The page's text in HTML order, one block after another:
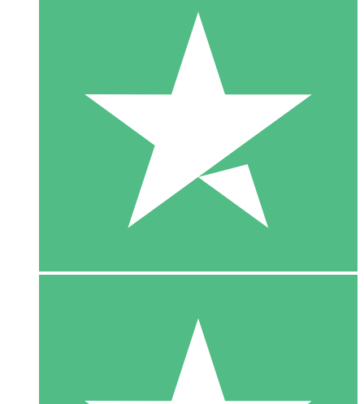
10 Downloads
20 00